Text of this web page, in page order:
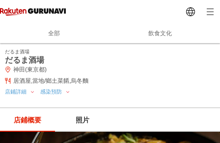
全部 飲食文化
だるま酒場
だるま酒場
神田(東京都)
居酒屋,當地/鄉土菜餚,烏冬麵
店鋪詳細 感染預防
店鋪概要 照片